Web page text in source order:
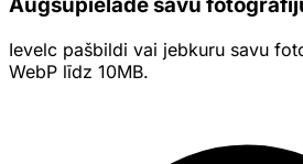
Augšupielādē savu
Ievelc pašbildi vai jebkuru savu
WebP līdz 10MB.